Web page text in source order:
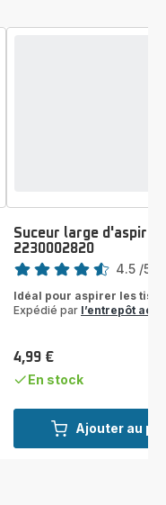
Ajouter au
Suceur large
2230002820
Note
4.5 /5
Idéal pour aspirer les
Expédié par l’entrepôt
Prix
4,99 €
En stock